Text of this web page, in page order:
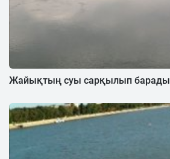
Жайықтың суы сарқылып барады